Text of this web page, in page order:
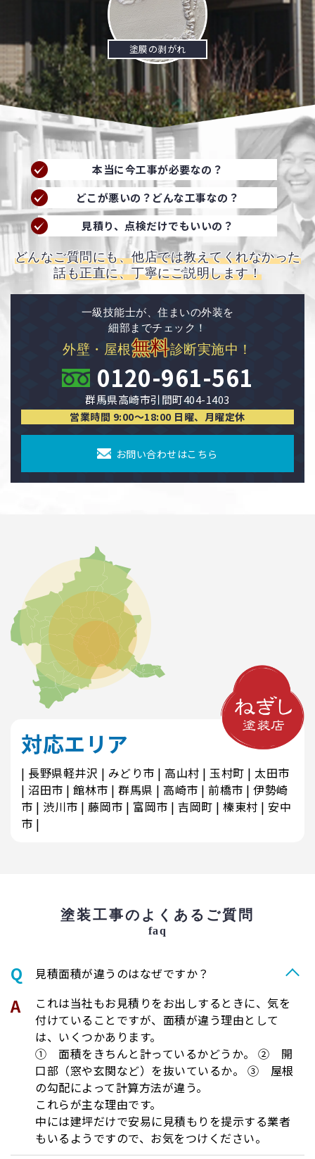
塗膜の剥がれ
本当に今工事が必要なの？
どこが悪いの？どんな工事なの？
見積り、点検だけでもいいの？
どんなご質問にも、他店では教えてくれなかった
話も正直に、丁寧にご説明します！
一級技能士が、住まいの外装を
細部までチェック！
外壁・屋根無料診断実施中！
0120-961-561
群馬県高崎市引間町404-1403
営業時間 9:00〜18:00 日曜、月曜定休
お問い合わせはこちら
対応エリア
長野県軽井沢 みどり市 高山村 玉村町
太田市
沼田市
館林市 群馬県 高崎市 前橋市
伊勢崎
市
渋川市 藤岡市 富岡市 吉岡町 榛東村
安中
市
塗装工事のよくあるご質問
faq
⾒積⾯積が違うのはなぜですか？
これは当社もお見積りをお出しするときに、気を
付けていることですが、面積が違う理由として
は、いくつかあります。
① 面積をきちんと計っているかどうか。 ② 開
口部（窓や玄関など）を抜いているか。 ③ 屋根
の勾配によって計算方法が違う。
これらが主な理由です。
中には建坪だけで安易に見積もりを提示する業者
もいるようですので、お気をつけください。